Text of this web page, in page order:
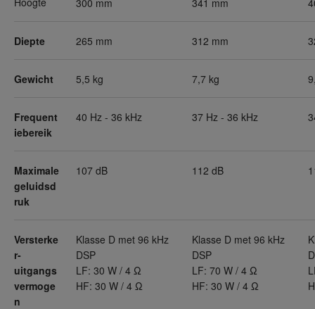
Diepte
Gewicht
Frequent
iebereik
Maximale
geluidsd
ruk
Versterke
r-
uitgangs
vermoge
n
265 mm
5,5 kg
40 Hz - 36 kHz
107 dB
Klasse D met 96 kHz
DSP
LF: 30 W / 4 Ω
HF: 30 W / 4 Ω
312 mm
7,7 kg
37 Hz - 36 kHz
112 dB
Klasse D met 96 kHz
DSP
LF: 70 W / 4 Ω
HF: 30 W / 4 Ω